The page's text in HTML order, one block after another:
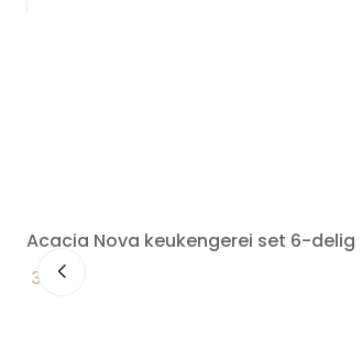
Acacia Nova keukengerei set 6-delig
34,90